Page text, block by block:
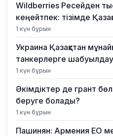
Wildberries Ресейден
кеңейтпек: тізімде
1 күн бұрын
Украина Қазақстан
танкерлерге
1 күн бұрын
Әкімдіктер де грант
беруге болады?
1 күн бұрын
Пашинян: Армения ЕО